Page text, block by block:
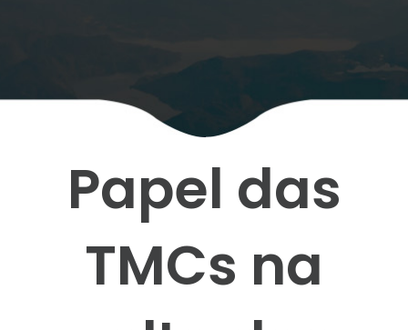
Papel das
TMCs na